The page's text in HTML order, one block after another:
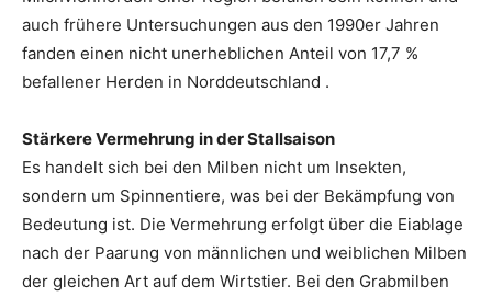
auch frühere Untersuchungen aus den 1990er Jahren
fanden einen nicht unerheblichen Anteil von 17,7 %
befallener Herden in Norddeutschland .
Stärkere Vermehrung in der Stallsaison
Es handelt sich bei den Milben nicht um Insekten,
sondern um Spinnentiere, was bei der Bekämpfung von
Bedeutung ist. Die Vermehrung erfolgt über die Eiablage
nach der Paarung von männlichen und weiblichen Milben
der gleichen Art auf dem Wirtstier. Bei den Grabmilben